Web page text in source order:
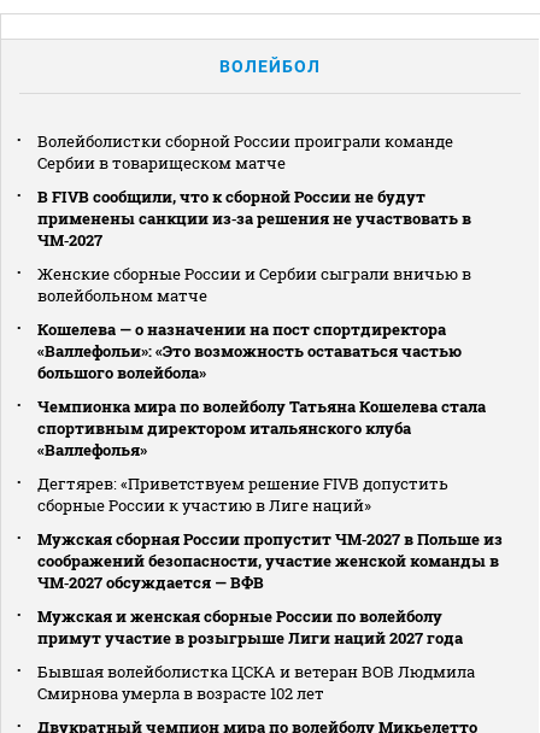
ВОЛЕЙБОЛ
Волейболистки сборной России проиграли команде
Сербии в товарищеском матче
В FIVB сообщили, что к сборной России не будут
применены санкции из‑за решения не участвовать в
ЧМ‑2027
Женские сборные России и Сербии сыграли вничью в
волейбольном матче
Кошелева — о назначении на пост спортдиректора
«Валлефольи»: «Это возможность оставаться частью
большого волейбола»
Чемпионка мира по волейболу Татьяна Кошелева стала
спортивным директором итальянского клуба
«Валлефолья»
Дегтярев: «Приветствуем решение FIVB допустить
сборные России к участию в Лиге наций»
Мужская сборная России пропустит ЧМ‑2027 в Польше из
соображений безопасности, участие женской команды в
ЧМ‑2027 обсуждается — ВФВ
Мужская и женская сборные России по волейболу
примут участие в розыгрыше Лиги наций 2027 года
Бывшая волейболистка ЦСКА и ветеран ВОВ Людмила
Смирнова умерла в возрасте 102 лет
Двукратный чемпион мира по волейболу Микьелетто